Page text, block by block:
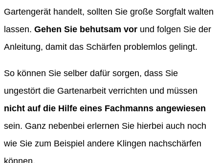
Gartengerät handelt, sollten Sie große Sorgfalt walten
lassen. Gehen Sie behutsam vor und folgen Sie der
Anleitung, damit das Schärfen problemlos gelingt.
So können Sie selber dafür sorgen, dass Sie
ungestört die Gartenarbeit verrichten und müssen
nicht auf die Hilfe eines Fachmanns angewiesen
sein. Ganz nebenbei erlernen Sie hierbei auch noch
wie Sie zum Beispiel andere Klingen nachschärfen